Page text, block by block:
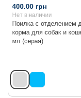
Поилка с отделением
корма для собак и
мл (серая)
400.00 грн
Нет в наличии